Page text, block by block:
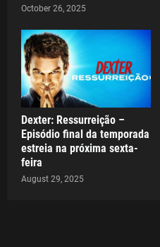
October 26, 2025
Dexter: Ressurreição –
Episódio final da temporada
estreia na próxima sexta-
feira
August 29, 2025